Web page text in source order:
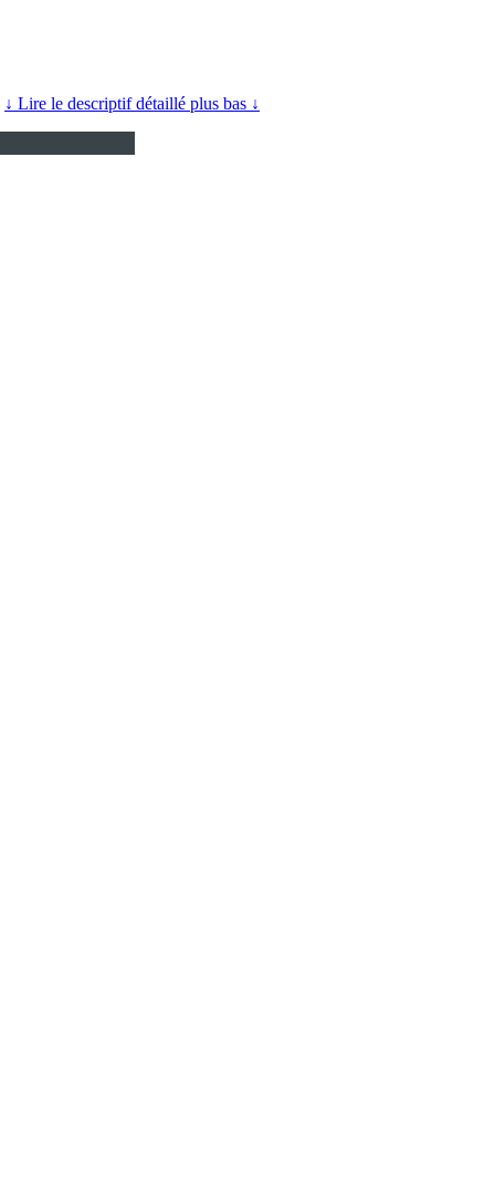
↓ Lire le descriptif détaillé plus bas ↓